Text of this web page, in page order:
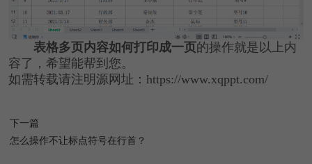
表格多页内容如何打印成一页的操作就是以上内
容了，希望能帮到您。
如需转载请注明源网址：https://www.xqppt.com/
下一篇
怎么操作不让标点符号在行首？